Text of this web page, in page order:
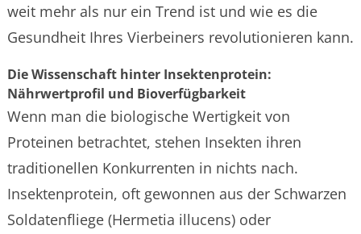
weit mehr als nur ein Trend ist und wie es die
Gesundheit Ihres Vierbeiners revolutionieren kann.
Die Wissenschaft hinter Insektenprotein:
Nährwertprofil und Bioverfügbarkeit
Wenn man die biologische Wertigkeit von
Proteinen betrachtet, stehen Insekten ihren
traditionellen Konkurrenten in nichts nach.
Insektenprotein, oft gewonnen aus der Schwarzen
Soldatenfliege (Hermetia illucens) oder